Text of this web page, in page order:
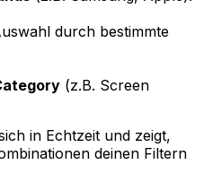
durch bestimmte
(z.B. Screen
in Echtzeit und zeigt,
deinen Filtern